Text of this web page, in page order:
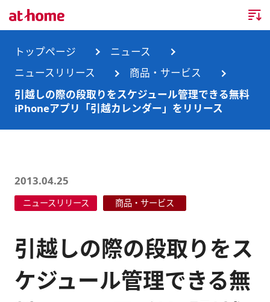
トップページ
企業情報
企業情報TOP
事業所・グループ会社
サステナビリティ
健康経営
ニュース
ニュースリリース
ランキング
メディア掲載情報
不動産会社間情報流通サービス
新卒採用情報
キャリア採用情報
障がい者採用情報
お問合せ
トップページ
ニュース
ニュースリリース
商品・サービス
引越しの際の段取りをスケジュール管理できる無料
iPhoneアプリ「引越カレンダー」をリリース
2013.04.25
ニュースリリース 商品・サービス
引越しの際の段取りをス
ケジュール管理できる無